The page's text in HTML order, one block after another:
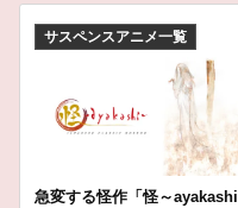
サスペンスアニメ一覧
急変する怪作「怪～ayakashi